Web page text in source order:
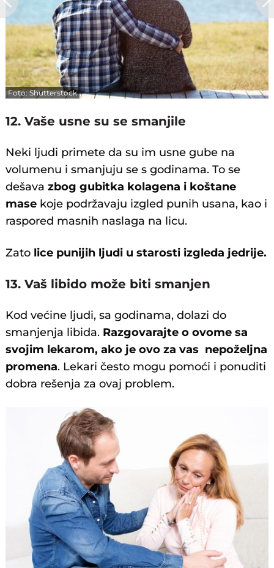
Foto: Shutterstock
12. Vaše usne su se smanjile
Neki ljudi primete da su im usne gube na
volumenu i smanjuju se s godinama. To se
dešavazbog gubitka kolagena i koštane
mase koje podržavaju izgled punih usana, kao i
raspored masnih naslaga na licu.
Zato lice punijih ljudi u starosti izgleda jedrije.
13. Vaš libido može biti smanjen
Kod većine ljudi, sa godinama, dolazi do
smanjenja libida. Razgovarajte o ovome sa
svojim lekarom, ako je ovo za vas nepoželjna
promena. Lekari često mogu pomoći i ponuditi
dobra rešenja za ovaj problem.